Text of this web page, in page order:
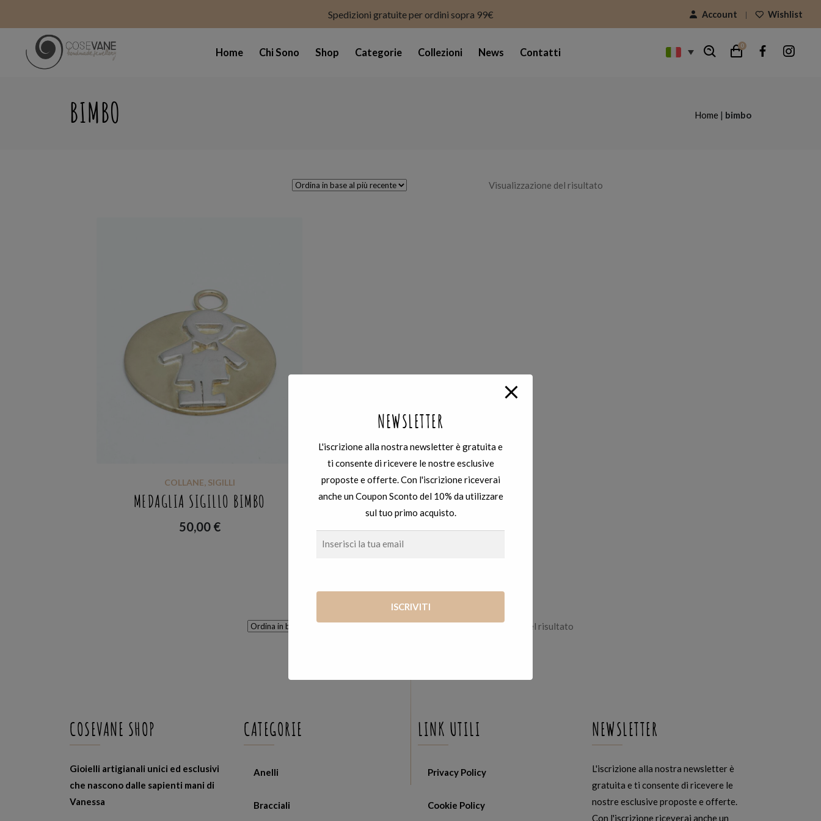
Spedizioni gratuite per ordini sopra 99€ Account Wishlist
Home Chi Sono Shop Categorie Collezioni News Contatti
0
BIMBO Home | bimbo
Visualizzazione del risultato
COLLANE, SIGILLI
MEDAGLIA SIGILLO BIMBO
50,00 €
Visualizzazione del risultato
COSEVANE SHOP
Gioielli artigianali unici ed esclusivi
che nascono dalle sapienti mani di
Vanessa
CATEGORIE
Anelli
Bracciali
LINK UTILI
Privacy Policy
Cookie Policy
NEWSLETTER
L'iscrizione alla nostra newsletter è
gratuita e ti consente di ricevere le
nostre esclusive proposte e offerte.
Con l'iscrizione riceverai anche un
NEWSLETTER
L'iscrizione alla nostra newsletter è gratuita e
ti consente di ricevere le nostre esclusive
proposte e offerte. Con l'iscrizione riceverai
anche un Coupon Sconto del 10% da utilizzare
sul tuo primo acquisto.